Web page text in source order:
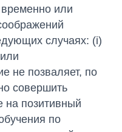
или
случаях: (i)
не позваляет, по
совершить
на позитивный
по